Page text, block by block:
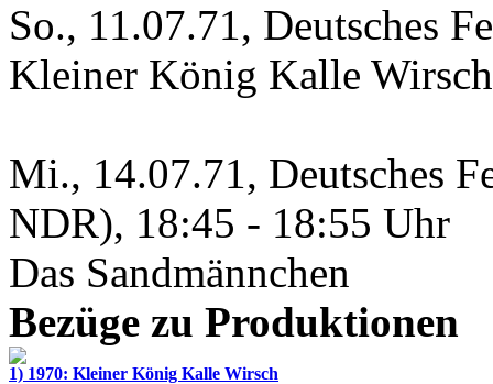
So., 11.07.71, Deutsches
Kleiner König Kalle Wirsch
Mi., 14.07.71, Deutsches
NDR), 18:45 - 18:55 Uhr
Das Sandmännchen
Bezüge zu Produktionen
1) 1970: Kleiner König Kalle Wirsch